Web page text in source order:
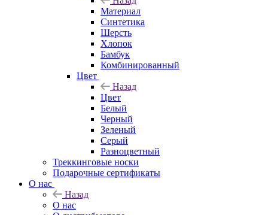
Материал
Синтетика
Шерсть
Хлопок
Бамбук
Комбинированный
Цвет
Назад
Цвет
Белый
Черный
Зеленый
Серый
Разноцветный
Треккинговые носки
Подарочные сертификаты
О нас
Назад
О нас